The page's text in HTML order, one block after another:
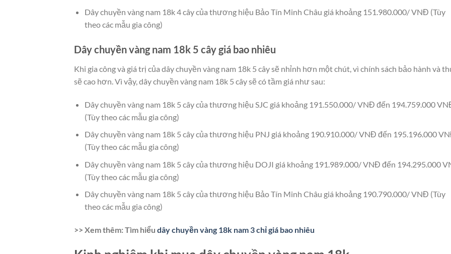
Dây chuyền vàng nam 18k 4 cây của thương hiệu Bảo Tín Minh Châu giá khoảng 151.980.000/ VNĐ (Tùy
theo các mẫu gia công)
Dây chuyền vàng nam 18k 5 cây giá bao nhiêu
Khi gia công và giá trị của dây chuyền vàng nam 18k 5 cây sẽ nhỉnh hơn một chút, vì chính sách bảo hành và
sẽ cao hơn. Vì vậy, dây chuyền vàng nam 18k 5 cây sẽ có tầm giá như sau:
Dây chuyền vàng nam 18k 5 cây của thương hiệu SJC giá khoảng 191.550.000/ VNĐ đến 194.759.000
(Tùy theo các mẫu gia công)
Dây chuyền vàng nam 18k 5 cây của thương hiệu PNJ giá khoảng 190.910.000/ VNĐ đến 195.196.000
(Tùy theo các mẫu gia công)
Dây chuyền vàng nam 18k 5 cây của thương hiệu DOJI giá khoảng 191.989.000/ VNĐ đến 194.295.000
(Tùy theo các mẫu gia công)
Dây chuyền vàng nam 18k 5 cây của thương hiệu Bảo Tín Minh Châu giá khoảng 190.790.000/ VNĐ (Tùy
theo các mẫu gia công)
>> Xem thêm: Tìm hiểu dây chuyền vàng 18k nam 3 chỉ giá bao nhiêu